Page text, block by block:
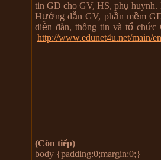
tin GD cho GV, HS, phụ huynh.
Hướng dẫn GV, phần mềm
diễn đàn, thông tin và tổchức
http://www.edunet4u.net/main/
(Còn tiếp)
body {padding:0;margin:0;}